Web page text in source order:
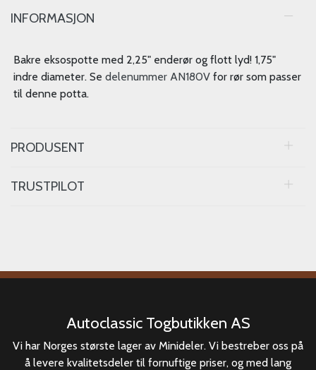
INFORMASJON
Bakre eksospotte med 2,25" enderør og flott lyd! 1,75"
indre diameter. Se delenummer AN180V for rør som passer
til denne potta.
PRODUSENT
TRUSTPILOT
Autoclassic Togbutikken AS
Vi har Norges største lager av Minideler. Vi bestreber oss på
å levere kvalitetsdeler til fornuftige priser, og med lang